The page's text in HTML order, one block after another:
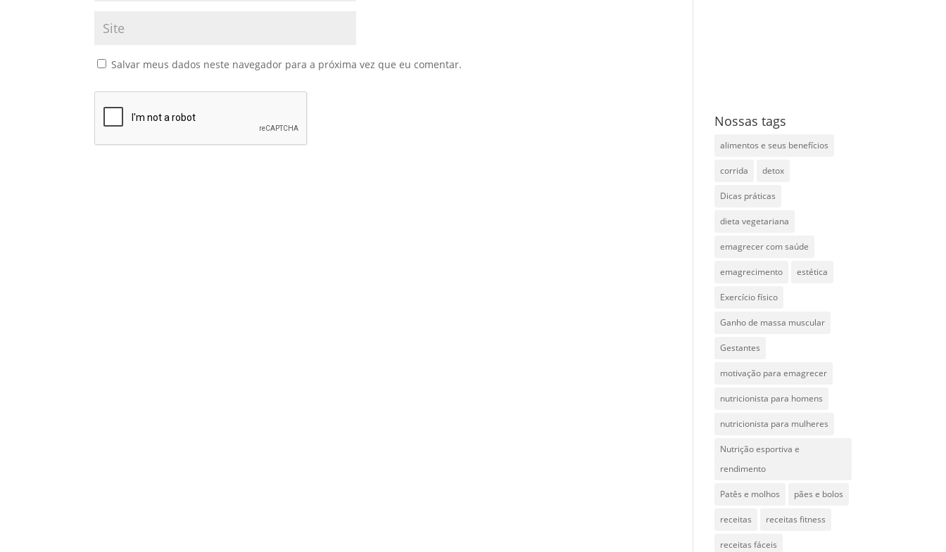
Salvar meus dados neste navegador para a próxima vez que eu comentar.
Nossas tags
alimentos e seus benefícios
corrida detox
Dicas práticas
dieta vegetariana
emagrecer com saúde
emagrecimento estética
Exercício físico
Ganho de massa muscular
Gestantes
motivação para emagrecer
nutricionista para homens
nutricionista para mulheres
Nutrição esportiva e
rendimento
Patês e molhos pães e bolos
receitas receitas fitness
receitas fáceis